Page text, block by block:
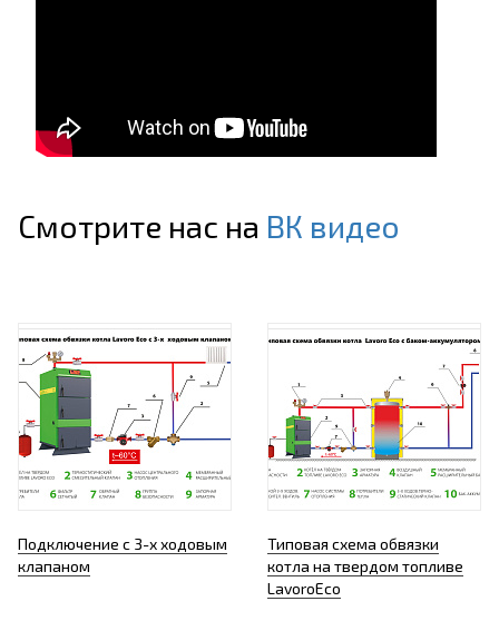
Смотрите нас на ВК видео
Подключение с 3-х ходовым
клапаном
Типовая схема обвязки
котла на твердом топливе
LavoroEco